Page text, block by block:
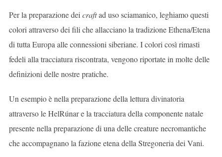
Per la preparazione dei craftad uso sciamanico, leghiamo questi
colori attraverso dei fili che allacciano la tradizione Ethena/Etena
di tutta Europa alle connessioni siberiane. I colori così rimasti
fedeli alla tracciatura riscontrata, vengono riportate in molte delle
definizioni delle nostre pratiche.
Un esempio è nella preparazione della lettura divinatoria
attraverso le HelRúnar e la tracciatura della componente natale
presente nella preparazione di una delle creature necromantiche
che accompagnano la fazione etena della Stregoneria dei Vani.